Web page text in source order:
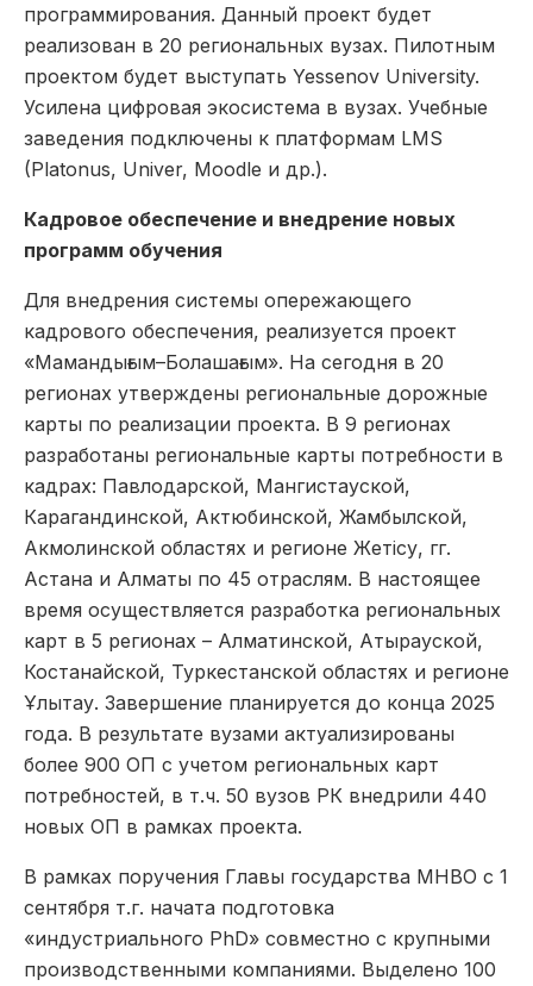
программирования. Данный проект будет
реализован в 20 региональных вузах. Пилотным
проектом будет выступать Yessenov University.
Усилена цифровая экосистема в вузах. Учебные
заведения подключены к платформам LMS
(Platonus, Univer, Moodle и др.).
Кадровое обеспечение и внедрение новых
программ обучения
Для внедрения системы опережающего
кадрового обеспечения, реализуется проект
«Мамандығым–Болашағым». На сегодня в 20
регионах утверждены региональные дорожные
карты по реализации проекта. В 9 регионах
разработаны региональные карты потребности в
кадрах: Павлодарской, Мангистауской,
Карагандинской, Актюбинской, Жамбылской,
Акмолинской областях и регионе Жетісу, гг.
Астана и Алматы по 45 отраслям. В настоящее
время осуществляется разработка региональных
карт в 5 регионах – Алматинской, Атырауской,
Костанайской, Туркестанской областях и регионе
Ұлытау. Завершение планируется до конца 2025
года. В результате вузами актуализированы
более 900 ОП с учетом региональных карт
потребностей, в т.ч. 50 вузов РК внедрили 440
новых ОП в рамках проекта.
В рамках поручения Главы государства МНВО с 1
сентября т.г. начата подготовка
«индустриального РhD» совместно с крупными
производственными компаниями. Выделено 100